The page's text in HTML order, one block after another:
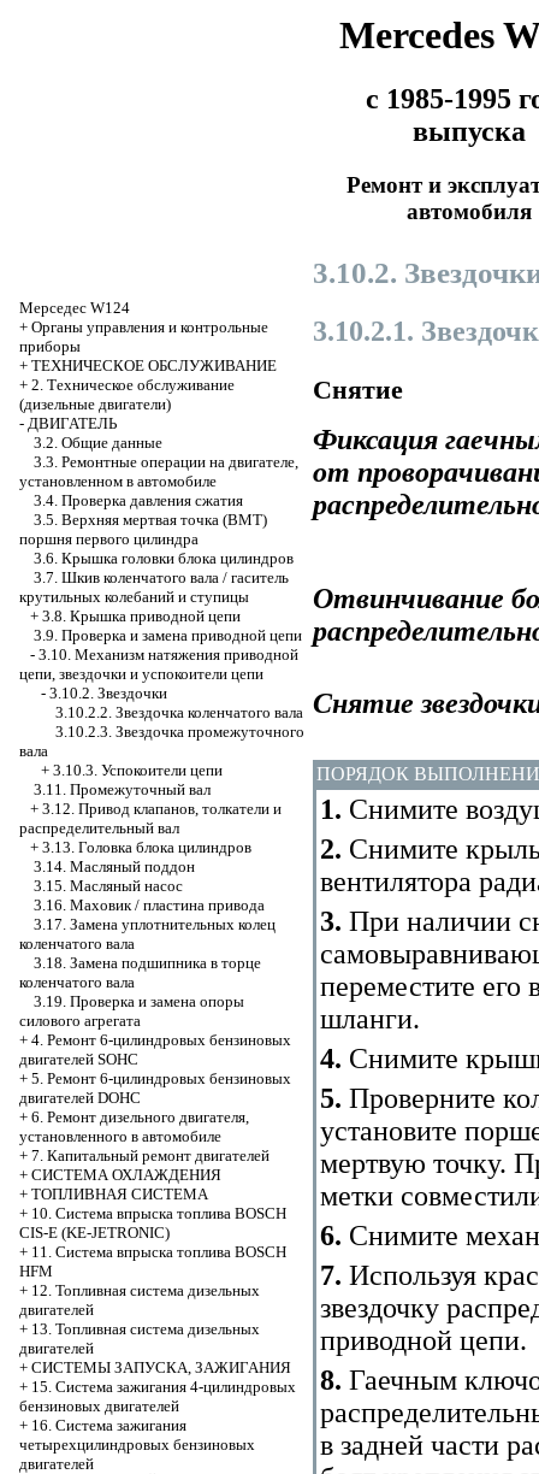
Mercedes
с 1985-1995
выпуска
Ремонт и
автомобиля
Мерседес W124
+ Органы управления и контрольные
приборы
+ ТЕХНИЧЕСКОЕ ОБСЛУЖИВАНИЕ
+ 2. Техническое обслуживание
(дизельные двигатели)
- ДВИГАТЕЛЬ
3.2. Общие данные
3.3. Ремонтные операции на двигателе,
установленном в автомобиле
3.4. Проверка давления сжатия
3.5. Верхняя мертвая точка (ВМТ)
поршня первого цилиндра
3.6. Крышка головки блока цилиндров
3.7. Шкив коленчатого вала / гаситель
крутильных колебаний и ступицы
+ 3.8. Крышка приводной цепи
3.9. Проверка и замена приводной цепи
- 3.10. Механизм натяжения приводной
цепи, звездочки и успокоители цепи
- 3.10.2. Звездочки
3.10.2.2. Звездочка коленчатого вала
3.10.2.3. Звездочка промежуточного
вала
+ 3.10.3. Успокоители цепи
3.11. Промежуточный вал
+ 3.12. Привод клапанов, толкатели и
распределительный вал
+ 3.13. Головка блока цилиндров
3.14. Масляный поддон
3.15. Масляный насос
3.16. Маховик / пластина привода
3.17. Замена уплотнительных колец
коленчатого вала
3.18. Замена подшипника в торце
коленчатого вала
3.19. Проверка и замена опоры
силового агрегата
+ 4. Ремонт 6-цилиндровых бензиновых
двигателей SOHC
+ 5. Ремонт 6-цилиндровых бензиновых
двигателей DOHC
+ 6. Ремонт дизельного двигателя,
установленного в автомобиле
+ 7. Капитальный ремонт двигателей
+ СИСТЕМА ОХЛАЖДЕНИЯ
+ ТОПЛИВНАЯ СИСТЕМА
+ 10. Система впрыска топлива BOSCH
CIS-E (KE-JETRONIC)
+ 11. Система впрыска топлива BOSCH
HFM
+ 12. Топливная система дизельных
двигателей
+ 13. Топливная система дизельных
двигателей
+ СИСТЕМЫ ЗАПУСКА, ЗАЖИГАНИЯ
+ 15. Система зажигания 4-цилиндровых
бензиновых двигателей
+ 16. Система зажигания
четырехцилиндровых бензиновых
двигателей
3.10.2.
3.10.2.1.
Снятие
Фиксация
от
Отвинчивание
Снятие
ПОРЯДОК
1. Снимите
2. Снимите
вентилятора
3. При наличии
переместите его
шланги.
4. Снимите
5. Проверните
установите
мертвую точку.
метки
6. Снимите
7. Используя
звездочку
приводной цепи.
8. Гаечным
в задней части